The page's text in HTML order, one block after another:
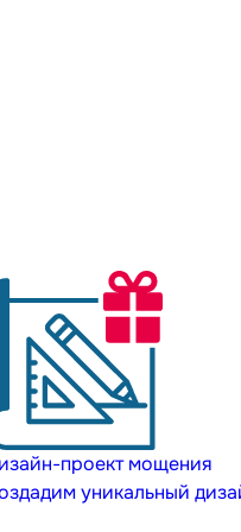
проект мощения
уникальный